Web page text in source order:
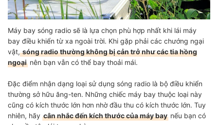
Máy bay sóng radio sẽ là lựa chọn phù hợp nhất khi lái máy
bay điều khiển từ xa ngoài trời. Khi gặp phải các chướng ngại
vật,sóng radio thường không bị cản trở như các tia hồng
ngoại nên bạn vẫn có thể bay thoải mái.
Đặc điểm nhận dạng loại sử dụng sóng radio là bộ điều khiển
thường sở hữu ăng-ten. Những chiếc máy bay thuộc loại này
cũng có kích thước lớn hơn nhờ đầu thu có kích thước lớn. Tuy
nhiên, hãy cân nhắc đến kích thước của máy bay nếu bạn có